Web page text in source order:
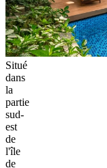
Situé
dans
la
partie
sud-
est
de
l'île
de